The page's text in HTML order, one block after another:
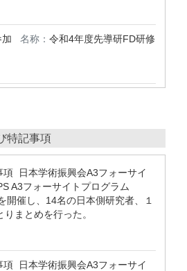
加 名称： 令和4年度先導研FD研修
特記事項
日本学術振興会A3フォーサイ
A3フォーサイトプログラム
開催し、14名の日本側研究者、１
まとめを行った。
日本学術振興会A3フォーサイ